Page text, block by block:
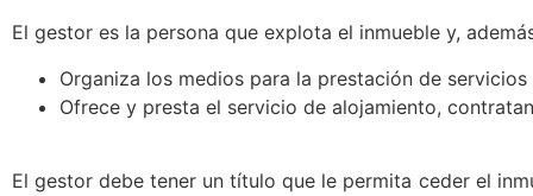
El gestor es la persona que explota el inmueble y,
Organiza los medios para la prestación de
Ofrece y presta el servicio de alojamiento,
El gestor debe tener un título que le permita ceder el